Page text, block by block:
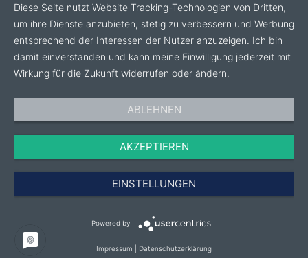
Diese Seite nutzt Website Tracking-Technologien von Dritten,
um ihre Dienste anzubieten, stetig zu verbessern und Werbung
entsprechend der Interessen der Nutzer anzuzeigen. Ich bin
damit einverstanden und kann meine Einwilligung jederzeit mit
Wirkung für die Zukunft widerrufen oder ändern.
ABLEHNEN
AKZEPTIEREN
EINSTELLUNGEN
Powered by
Impressum Datenschutzerklärung